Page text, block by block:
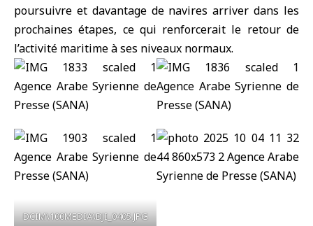
poursuivre et davantage de navires arriver dans les
prochaines étapes, ce qui renforcerait le retour de
l’activité maritime à ses niveaux normaux.
DCIM\100MEDIA\DJI_0405.JPG